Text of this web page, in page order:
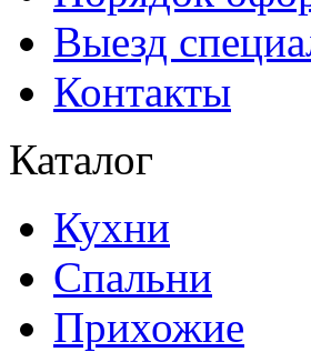
Выезд
Контакты
Каталог
Кухни
Спальни
Прихожие